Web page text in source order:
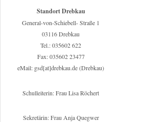
Standort Drebkau
General-von-Schiebell- Straße 1
03116 Drebkau
Tel.: 035602 622
Fax: 035602 23477
eMail: gsd[at]drebkau.de (Drebkau)
Schulleiterin: Frau Lisa Röchert
Sekretärin: Frau Anja Quegwer